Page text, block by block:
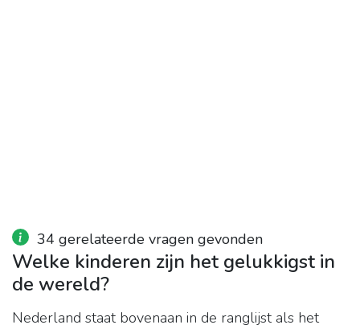
34 gerelateerde vragen gevonden
Welke kinderen zijn het gelukkigst in
de wereld?
Nederland staat bovenaan in de ranglijst als het